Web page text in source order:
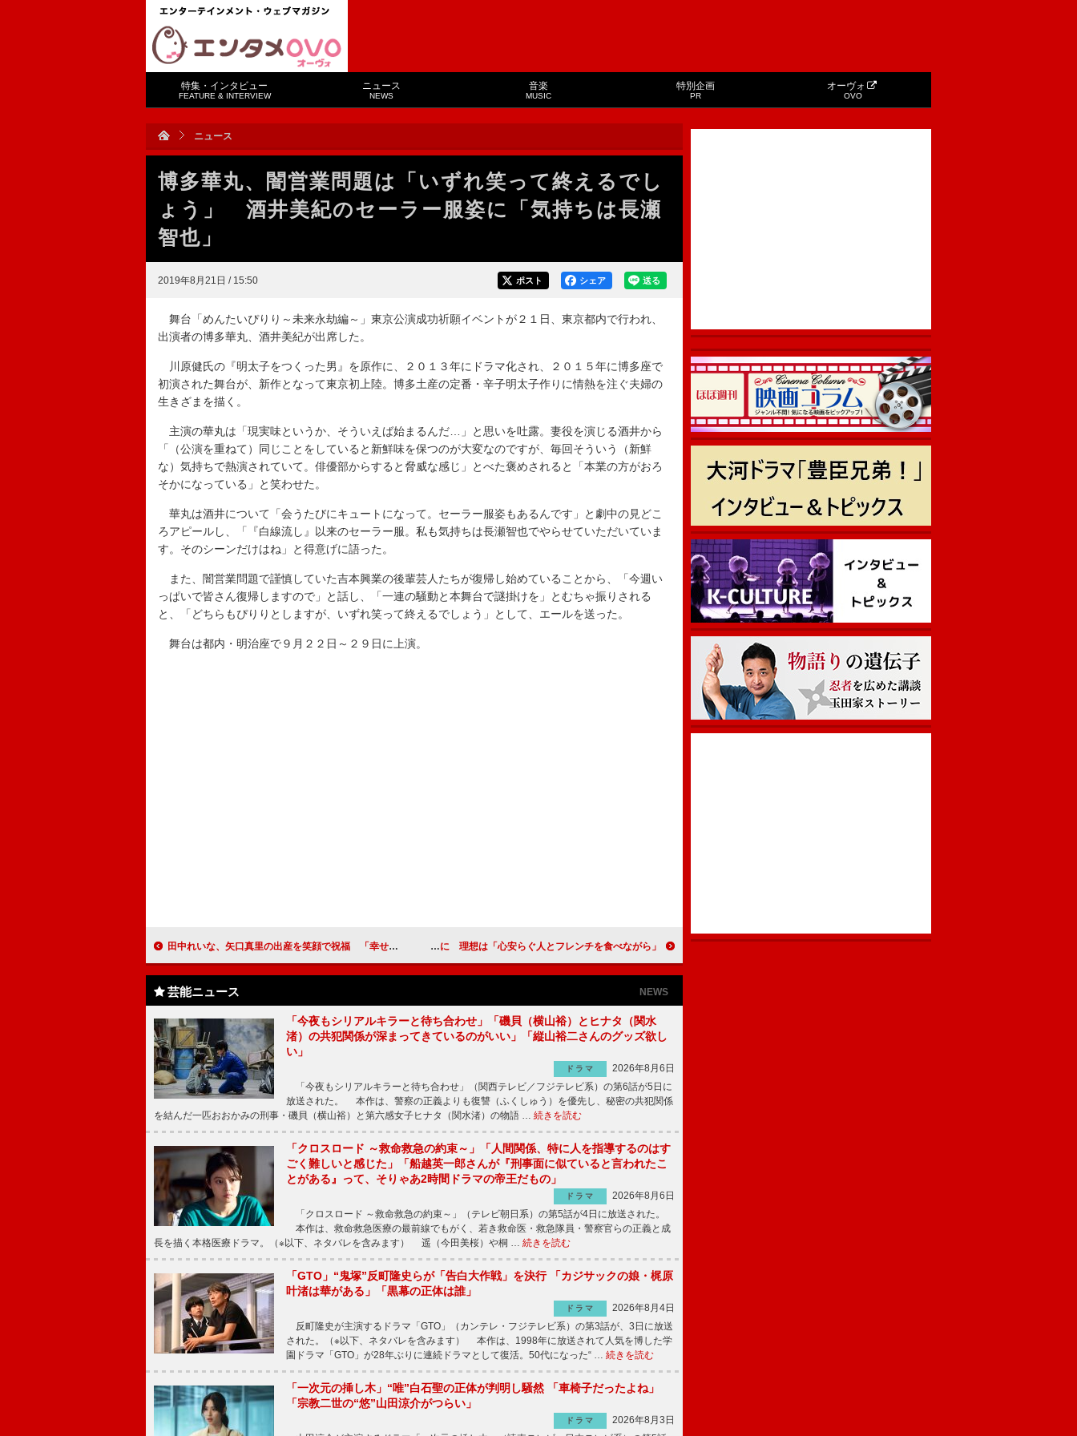
特集・インタビュー
FEATURE & INTERVIEW
ニュース
NEWS
音楽
MUSIC
特別企画
PR
オーヴォ
OVO
ニュース
博多華丸、闇営業問題は「いずれ笑って終えるでし
ょう」 酒井美紀のセーラー服姿に「気持ちは長瀬
智也」
2019年8月21日 / 15:50 送る
シェア
ポスト
舞台「めんたいぴりり～未来永劫編～」東京公演成功祈願イベントが２１日、東京都内で行われ、
出演者の博多華丸、酒井美紀が出席した。
川原健氏の『明太子をつくった男』を原作に、２０１３年にドラマ化され、２０１５年に博多座で
初演された舞台が、新作となって東京初上陸。博多土産の定番・辛子明太子作りに情熱を注ぐ夫婦の
生きざまを描く。
主演の華丸は「現実味というか、そういえば始まるんだ…」と思いを吐露。妻役を演じる酒井から
「（公演を重ねて）同じことをしていると新鮮味を保つのが大変なのですが、毎回そういう（新鮮
な）気持ちで熱演されていて。俳優部からすると脅威な感じ」とべた褒めされると「本業の方がおろ
そかになっている」と笑わせた。
華丸は酒井について「会うたびにキュートになって。セーラー服姿もあるんです」と劇中の見どこ
ろアピールし、「『白線流し』以来のセーラー服。私も気持ちは長瀬智也でやらせていただいていま
す。そのシーンだけはね」と得意げに語った。
また、闇営業問題で謹慎していた吉本興業の後輩芸人たちが復帰し始めていることから、「今週い
っぱいで皆さん復帰しますので」と話し、「一連の騒動と本舞台で謎掛けを」とむちゃ振りされる
と、「どちらもぴりりとしますが、いずれ笑って終えるでしょう」として、エールを送った。
舞台は都内・明治座で９月２２日～２９日に上演。
田中れいな、矢口真里の出産を笑顔で祝福 「幸せになってくれて良かった」 大野いと、撮影を通してワイン好きに 理想は「心安らぐ人とフレンチを食べながら」
芸能ニュース NEWS
「今夜もシリアルキラーと待ち合わせ」「磯貝（横山裕）とヒナタ（関水
渚）の共犯関係が深まってきているのがいい」「縦山裕二さんのグッズ欲し
い」
ドラマ
2026年8月6日
「今夜もシリアルキラーと待ち合わせ」（関西テレビ／フジテレビ系）の第6話が5日に
放送された。 本作は、警察の正義よりも復讐（ふくしゅう）を優先し、秘密の共犯関係
を結んだ一匹おおかみの刑事・磯貝（横山裕）と第六感女子ヒナタ（関水渚）の物語 … 続きを読む
「クロスロード ～救命救急の約束～」「人間関係、特に人を指導するのはす
ごく難しいと感じた」「船越英一郎さんが『刑事面に似ていると言われたこ
とがある』って、そりゃあ2時間ドラマの帝王だもの」
ドラマ
2026年8月6日
「クロスロード ～救命救急の約束～」（テレビ朝日系）の第5話が4日に放送された。
本作は、救命救急医療の最前線でもがく、若き救命医・救急隊員・警察官らの正義と成
長を描く本格医療ドラマ。（※以下、ネタバレを含みます） 遥（今田美桜）や桐 … 続きを読む
「GTO」“鬼塚”反町隆史らが「告白大作戦」を決行 「カジサックの娘・梶原
叶渚は華がある」「黒幕の正体は誰」
ドラマ
2026年8月4日
反町隆史が主演するドラマ「GTO」（カンテレ・フジテレビ系）の第3話が、3日に放送
された。（※以下、ネタバレを含みます） 本作は、1998年に放送されて人気を博した学
園ドラマ「GTO」が28年ぶりに連続ドラマとして復活。50代になった“ … 続きを読む
「一次元の挿し木」“唯”白石聖の正体が判明し騒然 「車椅子だったよね」
「宗教二世の“悠”山田涼介がつらい」
ドラマ
2026年8月3日